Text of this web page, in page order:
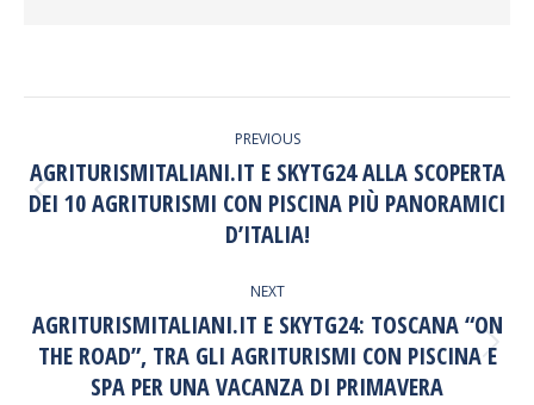
NAVIGATION
PREVIOUS
Previous
post:
AGRITURISMITALIANI.IT E SKYTG24 ALLA SCOPERTA
DEI 10 AGRITURISMI CON PISCINA PIÙ PANORAMICI
D’ITALIA!
NEXT
Next
post:
AGRITURISMITALIANI.IT E SKYTG24: TOSCANA “ON
THE ROAD”, TRA GLI AGRITURISMI CON PISCINA E
SPA PER UNA VACANZA DI PRIMAVERA